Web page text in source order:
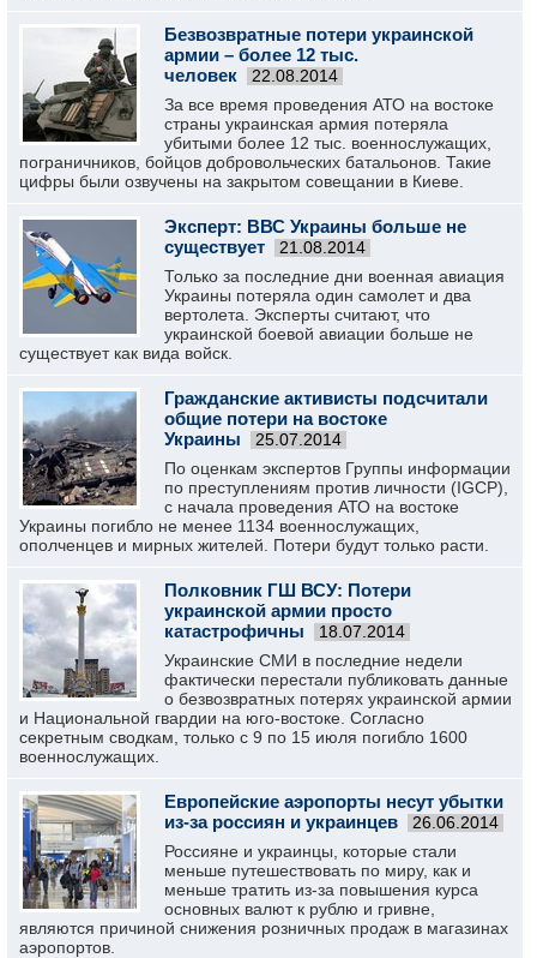
Безвозвратные потери украинской
армии – более 12 тыс.
человек
22.08.2014
За все время проведения АТО на востоке
страны украинская армия потеряла
убитыми более 12 тыс. военнослужащих,
пограничников, бойцов добровольческих батальонов. Такие
цифры были озвучены на закрытом совещании в Киеве.
Эксперт: ВВС Украины больше не
существует
21.08.2014
Только за последние дни военная авиация
Украины потеряла один самолет и два
вертолета. Эксперты считают, что
украинской боевой авиации больше не
существует как вида войск.
Гражданские активисты подсчитали
общие потери на востоке
Украины
25.07.2014
По оценкам экспертов Группы информации
по преступлениям против личности (IGCP),
с начала проведения АТО на востоке
Украины погибло не менее 1134 военнослужащих,
ополченцев и мирных жителей. Потери будут только расти.
Полковник ГШ ВСУ: Потери
украинской армии просто
катастрофичны
18.07.2014
Украинские СМИ в последние недели
фактически перестали публиковать данные
о безвозвратных потерях украинской армии
и Национальной гвардии на юго-востоке. Согласно
секретным сводкам, только с 9 по 15 июля погибло 1600
военнослужащих.
Европейские аэропорты несут убытки
из-за россиян и украинцев
26.06.2014
Россияне и украинцы, которые стали
меньше путешествовать по миру, как и
меньше тратить из-за повышения курса
основных валют к рублю и гривне,
являются причиной снижения розничных продаж в магазинах
аэропортов.